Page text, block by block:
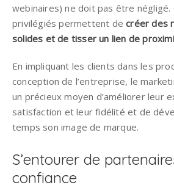
webinaires) ne doit pas être négligé.
privilégiés permettent decréer des
solides et de tisser un lien de
En impliquant les clients dans les
conception de l’entreprise, le
un précieux moyen d’améliorer leur
satisfaction et leur fidélité et de
temps son image de marque.
S’entourer de
confiance